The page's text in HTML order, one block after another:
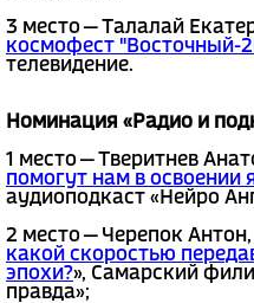
3 место — Талалай
космофест "Восточный-
телевидение.
Номинация «Радио и
1 место — Тверитнев
помогут нам в освоении
аудиоподкаст «Нейро
2 место — Черепок Антон,
какой скоростью
эпохи?», Самарский
правда»;